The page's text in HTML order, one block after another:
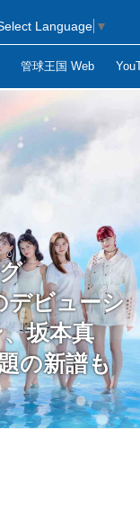
管球王国 Web
Language ▼
デビューシ
坂本真
の新譜も